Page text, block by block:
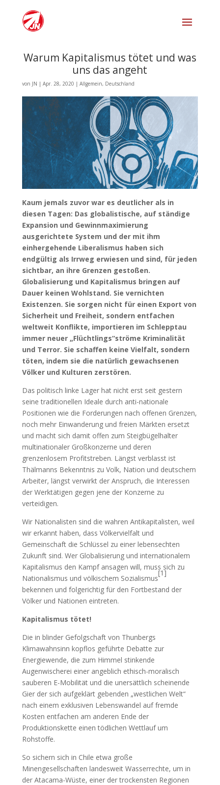
Warum Kapitalismus tötet und was
uns das angeht
von JN | Apr. 28, 2020 | Allgemein, Deutschland
Kaum jemals zuvor war es deutlicher als in
diesen Tagen: Das globalistische, auf ständige
Expansion und Gewinnmaximierung
ausgerichtete System und der mit ihm
einhergehende Liberalismus haben sich
endgültig als Irrweg erwiesen und sind, für jeden
sichtbar, an ihre Grenzen gestoßen.
Globalisierung und Kapitalismus bringen auf
Dauer keinen Wohlstand. Sie vernichten
Existenzen. Sie sorgen nicht für einen Export von
Sicherheit und Freiheit, sondern entfachen
weltweit Konflikte, importieren im Schlepptau
immer neuer „Flüchtlings“ströme Kriminalität
und Terror. Sie schaffen keine Vielfalt, sondern
töten, indem sie die natürlich gewachsenen
Völker und Kulturen zerstören.
Das politisch linke Lager hat nicht erst seit gestern
seine traditionellen Ideale durch anti-nationale
Positionen wie die Forderungen nach offenen Grenzen,
noch mehr Einwanderung und freien Märkten ersetzt
und macht sich damit offen zum Steigbügelhalter
multinationaler Großkonzerne und deren
grenzenlosem Profitstreben. Längst verblasst ist
Thälmanns Bekenntnis zu Volk, Nation und deutschem
Arbeiter, längst verwirkt der Anspruch, die Interessen
der Werktätigen gegen jene der Konzerne zu
verteidigen.
Wir Nationalisten sind die wahren Antikapitalisten, weil
wir erkannt haben, dass Völkervielfalt und
Gemeinschaft die Schlüssel zu einer lebensechten
Zukunft sind. Wer Globalisierung und internationalem
Kapitalismus den Kampf ansagen will, muss sich zu
Nationalismus und völkischem Sozialismus
[1]
bekennen und folgerichtig für den Fortbestand der
Völker und Nationen eintreten.
Kapitalismus tötet!
Die in blinder Gefolgschaft von Thunbergs
Klimawahnsinn kopflos geführte Debatte zur
Energiewende, die zum Himmel stinkende
Augenwischerei einer angeblich ethisch-moralisch
sauberen E-Mobilität und die unersättlich scheinende
Gier der sich aufgeklärt gebenden „westlichen Welt“
nach einem exklusiven Lebenswandel auf fremde
Kosten entfachen am anderen Ende der
Produktionskette einen tödlichen Wettlauf um
Rohstoffe.
So sichern sich in Chile etwa große
Minengesellschaften landesweit Wasserrechte, um in
der Atacama-Wüste, einer der trockensten Regionen